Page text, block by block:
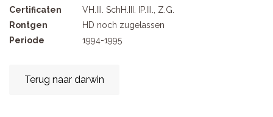
Certificaten
VH.III. SchH.III. IP.III., Z.G.
Rontgen
HD noch zugelassen
Periode
1994-1995
Terug naar darwin